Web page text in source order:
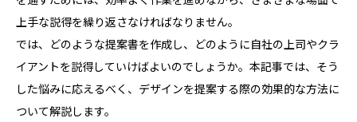
上手な説得を繰り返さなければなりません。
では、どのような提案書を作成し、どのように自社の上司やクラ
イアントを説得していけばよいのでしょうか。本記事では、そう
した悩みに応えるべく、デザインを提案する際の効果的な方法に
ついて解説します。